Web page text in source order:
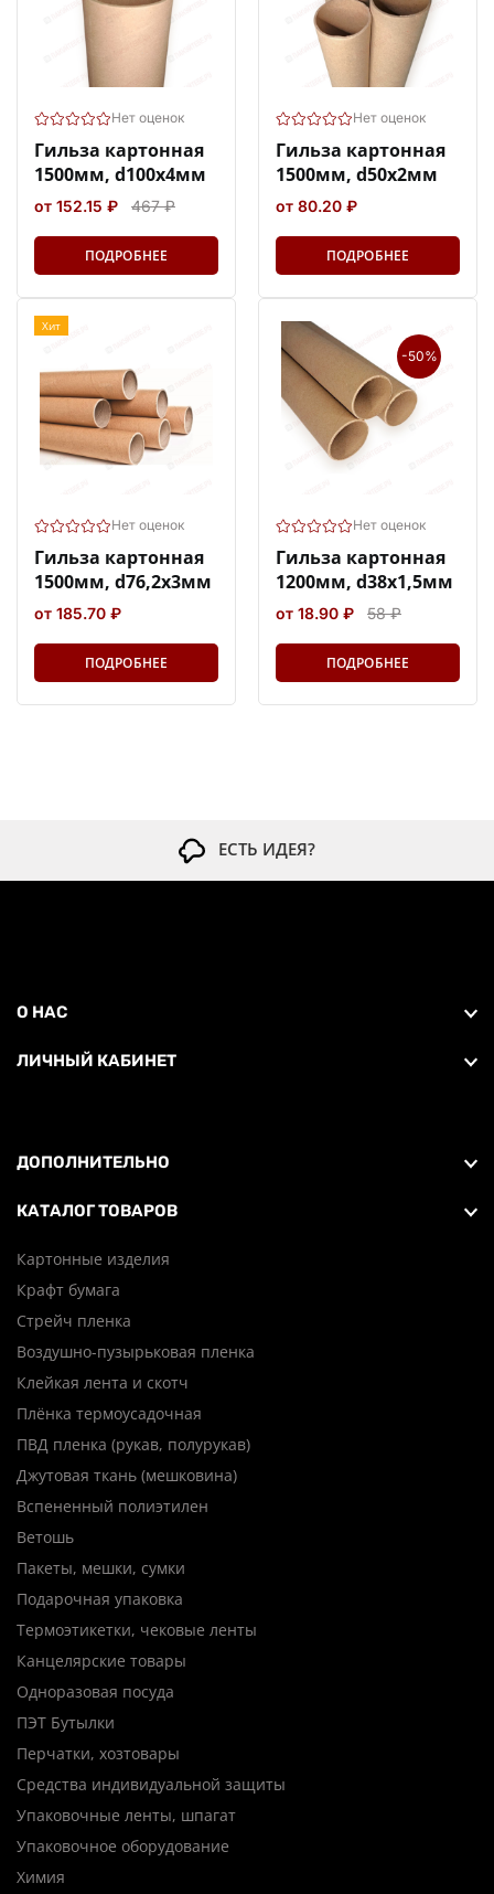
Нет оценок
Гильза картонная
1500мм, d100x4мм
от 152.15 ₽ 467 ₽
ПОДРОБНЕЕ
Нет оценок
Гильза картонная
1500мм, d50x2мм
от 80.20 ₽
ПОДРОБНЕЕ
Хит
Нет оценок
Гильза картонная
1500мм, d76,2x3мм
от 185.70 ₽
ПОДРОБНЕЕ
-50%
Нет оценок
Гильза картонная
1200мм, d38x1,5мм
от 18.90 ₽ 58 ₽
ПОДРОБНЕЕ
ЕСТЬ ИДЕЯ?
О НАС
ЛИЧНЫЙ КАБИНЕТ
ДОПОЛНИТЕЛЬНО
КАТАЛОГ ТОВАРОВ
Картонные изделия
Крафт бумага
Стрейч пленка
Воздушно-пузырьковая пленка
Клейкая лента и скотч
Плёнка термоусадочная
ПВД пленка (рукав, полурукав)
Джутовая ткань (мешковина)
Вспененный полиэтилен
Ветошь
Пакеты, мешки, сумки
Подарочная упаковка
Термоэтикетки, чековые ленты
Канцелярские товары
Одноразовая посуда
ПЭТ Бутылки
Перчатки, хозтовары
Средства индивидуальной защиты
Упаковочные ленты, шпагат
Упаковочное оборудование
Химия